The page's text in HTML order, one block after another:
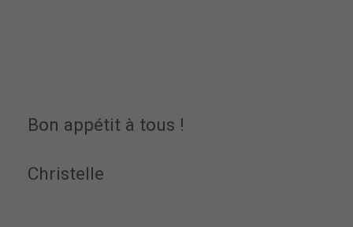
Bon appétit à tous !
Christelle